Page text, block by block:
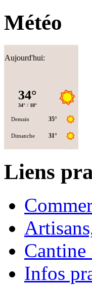
Météo
Aujourd'hui:
Liens
Cantine
Infos